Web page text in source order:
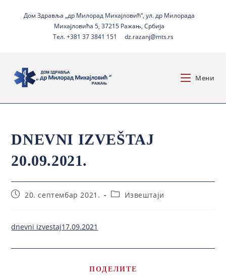
Дом Здравља „др Милорад Михајловић“, ул. др Милорада
Михајловића 5, 37215 Ражањ, Србија
Тел. +381 37 3841 151
dz.razanj@mts.rs
Мени
DNEVNI IZVEŠTAJ
20.09.2021.
20. септембар 2021. Извештаји
dnevni izvestaj17.09.2021
ПОДЕЛИТЕ